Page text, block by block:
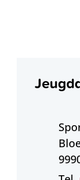
Adres
,